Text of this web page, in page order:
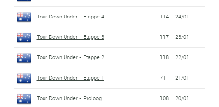
Tour Down Under - Etappe 4 114 24/01
Tour Down Under - Etappe 3 117 23/01
Tour Down Under - Etappe 2 118 22/01
Tour Down Under - Etappe 1 71 21/01
Tour Down Under - Proloog 108 20/01